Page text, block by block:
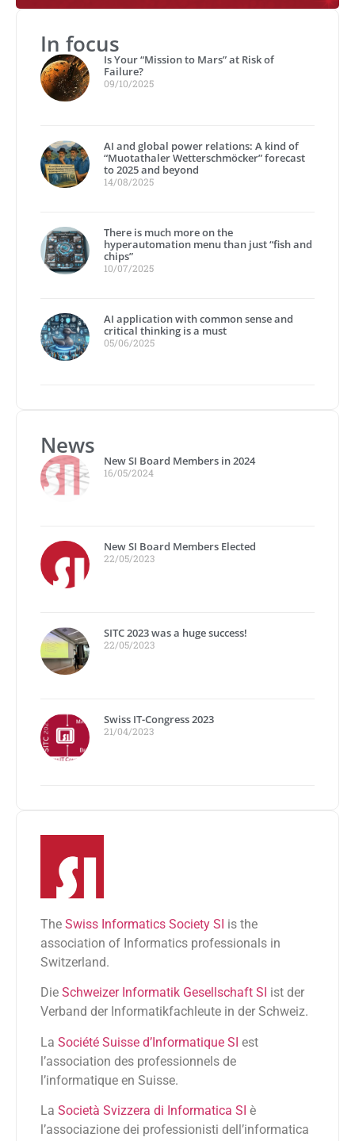
In focus
Is Your “Mission to Mars” at Risk of
Failure?
09/10/2025
AI and global power relations: A kind of
“Muotathaler Wetterschmöcker” forecast
to 2025 and beyond
14/08/2025
There is much more on the
hyperautomation menu than just “fish and
chips”
10/07/2025
AI application with common sense and
critical thinking is a must
05/06/2025
News
New SI Board Members in 2024
16/05/2024
New SI Board Members Elected
22/05/2023
SITC 2023 was a huge success!
22/05/2023
Swiss IT-Congress 2023
21/04/2023
The Swiss Informatics Society SI is the
association of Informatics professionals in
Switzerland.
Die Schweizer Informatik Gesellschaft SI ist der
Verband der Informatikfachleute in der Schweiz.
La Société Suisse d’Informatique SI est
l’association des professionnels de
l’informatique en Suisse.
La Società Svizzera di Informatica SI è
l’associazione dei professionisti dell’informatica